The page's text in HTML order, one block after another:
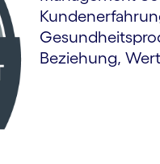
Beziehung,